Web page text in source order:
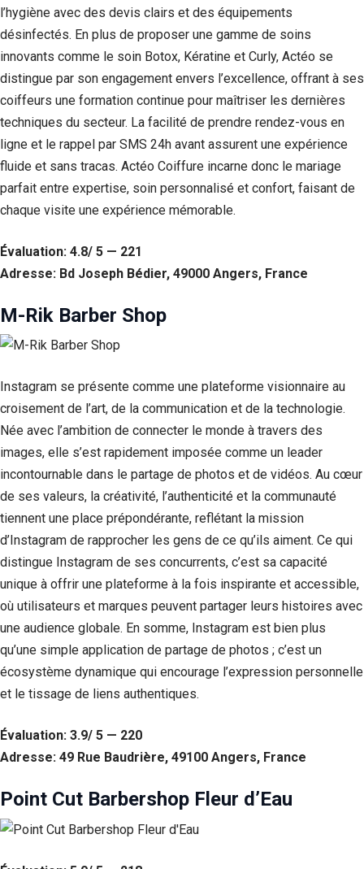
l’hygiène avec des devis clairs et des équipements
désinfectés. En plus de proposer une gamme de soins
innovants comme le soin Botox, Kératine et Curly, Actéo se
distingue par son engagement envers l’excellence, offrant à ses
coiffeurs une formation continue pour maîtriser les dernières
techniques du secteur. La facilité de prendre rendez-vous en
ligne et le rappel par SMS 24h avant assurent une expérience
fluide et sans tracas. Actéo Coiffure incarne donc le mariage
parfait entre expertise, soin personnalisé et confort, faisant de
chaque visite une expérience mémorable.
Évaluation: 4.8/ 5 — 221
Adresse: Bd Joseph Bédier, 49000 Angers, France
M-Rik Barber Shop
Instagram se présente comme une plateforme visionnaire au
croisement de l’art, de la communication et de la technologie.
Née avec l’ambition de connecter le monde à travers des
images, elle s’est rapidement imposée comme un leader
incontournable dans le partage de photos et de vidéos. Au cœur
de ses valeurs, la créativité, l’authenticité et la communauté
tiennent une place prépondérante, reflétant la mission
d’Instagram de rapprocher les gens de ce qu’ils aiment. Ce qui
distingue Instagram de ses concurrents, c’est sa capacité
unique à offrir une plateforme à la fois inspirante et accessible,
où utilisateurs et marques peuvent partager leurs histoires avec
une audience globale. En somme, Instagram est bien plus
qu’une simple application de partage de photos ; c’est un
écosystème dynamique qui encourage l’expression personnelle
et le tissage de liens authentiques.
Évaluation: 3.9/ 5 — 220
Adresse: 49 Rue Baudrière, 49100 Angers, France
Point Cut Barbershop Fleur d’Eau